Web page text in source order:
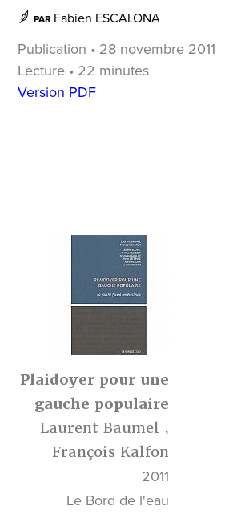
PAR Fabien ESCALONA
Publication • 28 novembre 2011
Lecture • 22 minutes
Version PDF
Plaidoyer pour une
gauche populaire
Laurent Baumel ,
François Kalfon
2011
Le Bord de l'eau